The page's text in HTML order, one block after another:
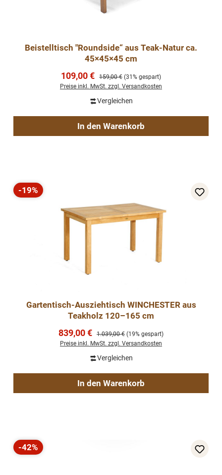
Beistelltisch "Roundside“ aus Teak-Natur ca.
45×45×45 cm
Verkaufspreis:
109,00 € Regulärer Preis:
159,00 € (31% gespart)
Preise inkl. MwSt. zzgl. Versandkosten
Vergleichen
In den Warenkorb
Rabatt
-19%
Gartentisch-Ausziehtisch WINCHESTER aus
Teakholz 120–165 cm
Verkaufspreis:
839,00 € Regulärer Preis:
1.039,00 € (19% gespart)
Preise inkl. MwSt. zzgl. Versandkosten
Vergleichen
In den Warenkorb
Rabatt
-42%